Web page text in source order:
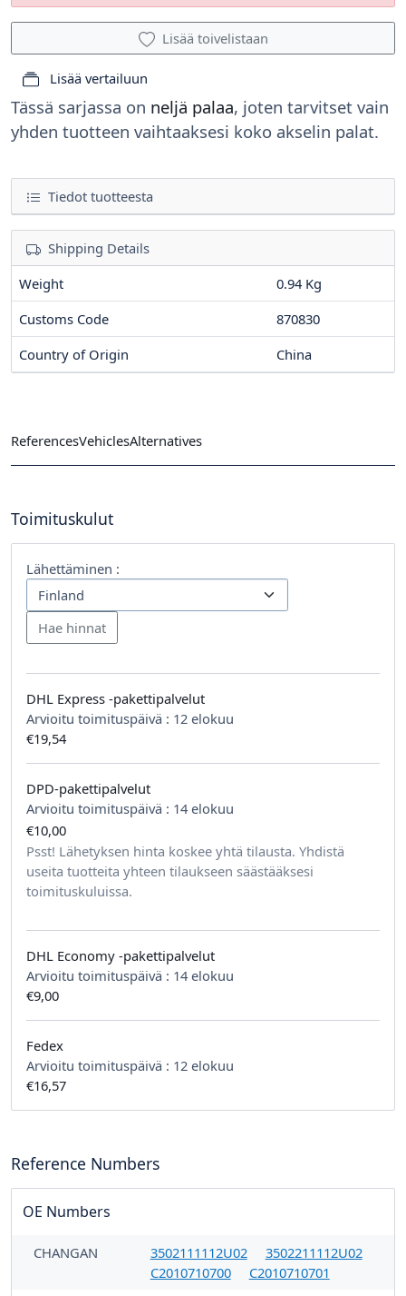
Tässä sarjassa on neljä palaa, joten tarvitset vain
yhden tuotteen vaihtaaksesi koko akselin palat.
Tiedot tuotteesta
Shipping Details
Weight
0.94 Kg
Customs Code
870830
Country of Origin
China
Lisää toivelistaan
Lisää vertailuun
ReferencesVehiclesAlternatives
Toimituskulut
Lähettäminen :
DHL Express -pakettipalvelut
Arvioitu toimituspäivä : 12 elokuu
€19,54
DPD-pakettipalvelut
Arvioitu toimituspäivä : 14 elokuu
€10,00
Psst! Lähetyksen hinta koskee yhtä tilausta. Yhdistä
useita tuotteita yhteen tilaukseen säästääksesi
toimituskuluissa.
DHL Economy -pakettipalvelut
Arvioitu toimituspäivä : 14 elokuu
€9,00
Fedex
Arvioitu toimituspäivä : 12 elokuu
€16,57
Reference Numbers
OE Numbers
CHANGAN 3502111112U02
3502211112U02
C2010710700
C2010710701